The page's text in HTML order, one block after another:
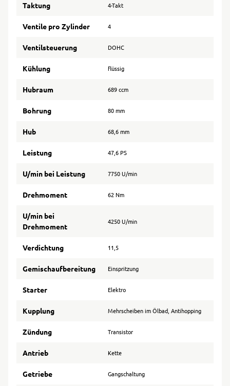
Taktung 4-Takt
Ventile pro Zylinder 4
Ventilsteuerung DOHC
Kühlung flüssig
Hubraum 689 ccm
Bohrung 80 mm
Hub 68,6 mm
Leistung 47,6 PS
U/min bei Leistung 7750 U/min
Drehmoment 62 Nm
U/min bei
Drehmoment
4250 U/min
Verdichtung 11,5
Gemischaufbereitung Einspritzung
Starter Elektro
Kupplung Mehrscheiben im Ölbad, Antihopping
Zündung Transistor
Antrieb Kette
Getriebe Gangschaltung